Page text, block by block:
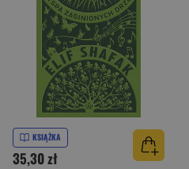
KSIĄŻKA
35,30 zł